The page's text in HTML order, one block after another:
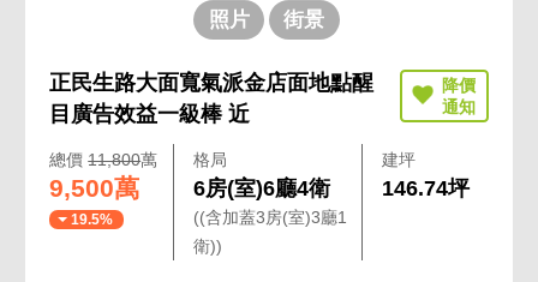
照片 街景
正民生路大面寬氣派金店面地點醒
目廣告效益一級棒 近
總價11,800萬
9,500萬
19.5%
格局
6房(室)6廳4衛
((含加蓋3房(室)3廳1
衛))
建坪
146.74坪